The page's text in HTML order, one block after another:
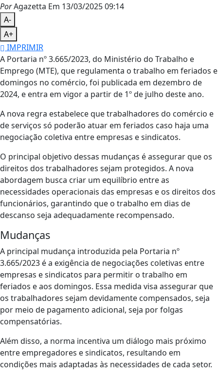
PorAgazetta Em 13/03/2025 09:14
A-
A+
IMPRIMIR
A Portaria nº 3.665/2023, do Ministério do Trabalho e
Emprego (MTE), que regulamenta o trabalho em feriados e
domingos no comércio, foi publicada em dezembro de
2024, e entra em vigor a partir de 1º de julho deste ano.
A nova regra estabelece que trabalhadores do comércio e
de serviços só poderão atuar em feriados caso haja uma
negociação coletiva entre empresas e sindicatos.
O principal objetivo dessas mudanças é assegurar que os
direitos dos trabalhadores sejam protegidos. A nova
abordagem busca criar um equilíbrio entre as
necessidades operacionais das empresas e os direitos dos
funcionários, garantindo que o trabalho em dias de
descanso seja adequadamente recompensado.
Mudanças
A principal mudança introduzida pela Portaria nº
3.665/2023 é a exigência de negociações coletivas entre
empresas e sindicatos para permitir o trabalho em
feriados e aos domingos. Essa medida visa assegurar que
os trabalhadores sejam devidamente compensados, seja
por meio de pagamento adicional, seja por folgas
compensatórias.
Além disso, a norma incentiva um diálogo mais próximo
entre empregadores e sindicatos, resultando em
condições mais adaptadas às necessidades de cada setor.